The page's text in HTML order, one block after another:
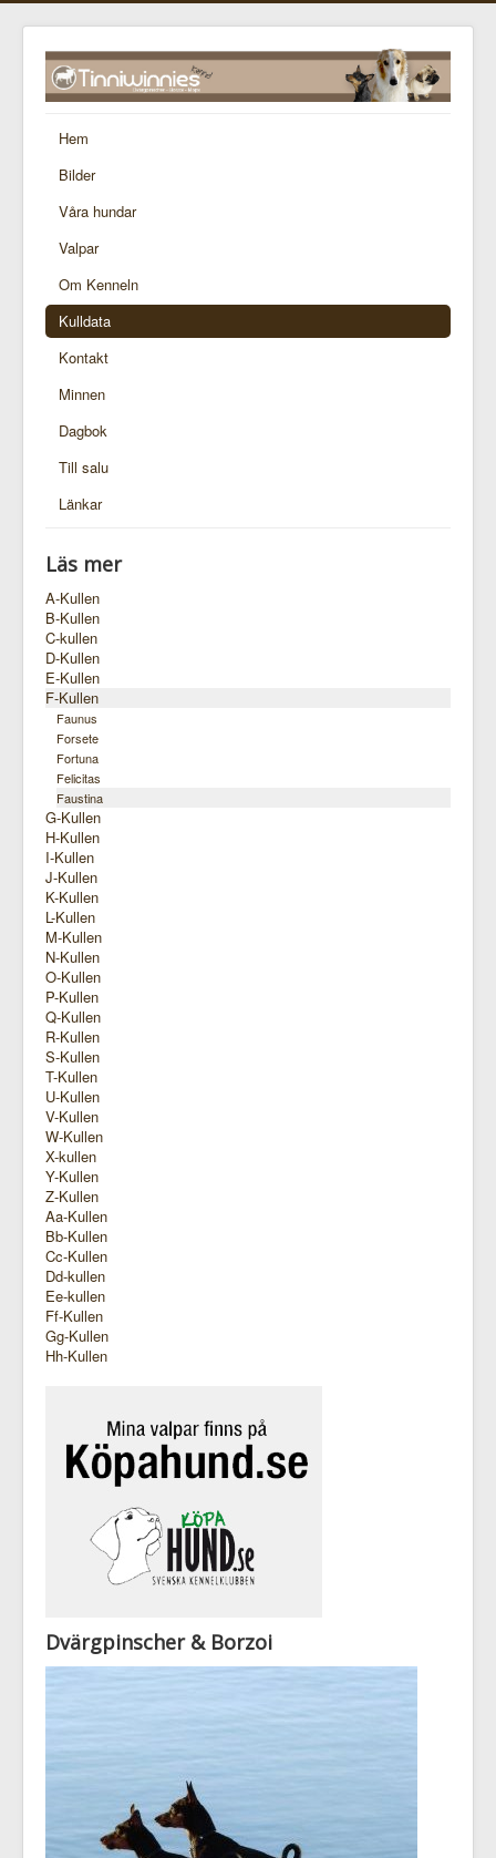
Hem
Bilder
Våra hundar
Valpar
Om Kenneln
Kulldata
Kontakt
Minnen
Dagbok
Till salu
Länkar
Läs mer
A-Kullen
B-Kullen
C-kullen
D-Kullen
E-Kullen
F-Kullen
Faunus
Forsete
Fortuna
Felicitas
Faustina
G-Kullen
H-Kullen
I-Kullen
J-Kullen
K-Kullen
L-Kullen
M-Kullen
N-Kullen
O-Kullen
P-Kullen
Q-Kullen
R-Kullen
S-Kullen
T-Kullen
U-Kullen
V-Kullen
W-Kullen
X-kullen
Y-Kullen
Z-Kullen
Aa-Kullen
Bb-Kullen
Cc-Kullen
Dd-kullen
Ee-kullen
Ff-Kullen
Gg-Kullen
Hh-Kullen
Dvärgpinscher & Borzoi